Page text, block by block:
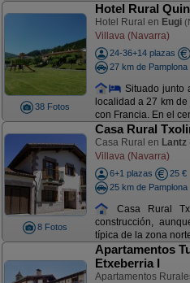
38 Fotos
Hotel Rural
Hotel Rural en Eugi
Villava (Navarra)
24-36+14 plazas
27 km de Pamplona
Situado junto
localidad a 27 km
con Francia. En el
8 Fotos
Casa Rural
Casa Rural en Lantz
Villava (Navarra)
6+1 plazas
25 €
25 km de Pamplona
Casa Rural
construcción,
típica de la zona
Apartamentos
Etxeberria I
Apartamentos